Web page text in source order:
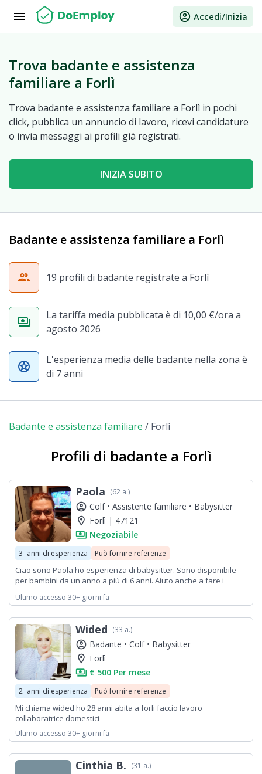
menu account_circle Accedi/Inizia
Trova badante e assistenza
familiare a Forlì
Trova badante e assistenza familiare a Forlì in pochi
click, pubblica un annuncio di lavoro, ricevi candidature
o invia messaggi ai profili già registrati.
INIZIA SUBITO
Badante e assistenza familiare a Forlì
group 19 profili di badante registrate a Forlì
payments
La tariffa media pubblicata è di 10,00 €/ora a
agosto 2026
stars
L'esperienza media delle badante nella zona è
di 7 anni
Badante e assistenza familiare / Forlì
Profili di badante a Forlì
Paola (62 a.)
account_circle Colf • Assistente familiare • Babysitter
location_on Forlì | 47121
payments Negoziabile
3 anni di esperienza Può fornire referenze
Ciao sono Paola ho esperienza di babysitter. Sono disponibile
per bambini da un anno a più di 6 anni. Aiuto anche a fare i
perché ho l auto. Sono disponibile mattina pomeriggio sera e fine
possibilità di iscriversi al sito. Vi do il suo cellulare Marzia
342/0328722. Il mio Paola 328/8487934. Preferisco essere
contattata telefonicamente.
Ultimo accesso 30+ giorni fa
Wided (33 a.)
account_circle Badante • Colf • Babysitter
location_on Forlì
payments € 500 Per mese
2 anni di esperienza Può fornire referenze
Mi chiama wided ho 28 anni abita a forli faccio lavoro
collaboratrice domestici
Ultimo accesso 30+ giorni fa
Cinthia B. (31 a.)